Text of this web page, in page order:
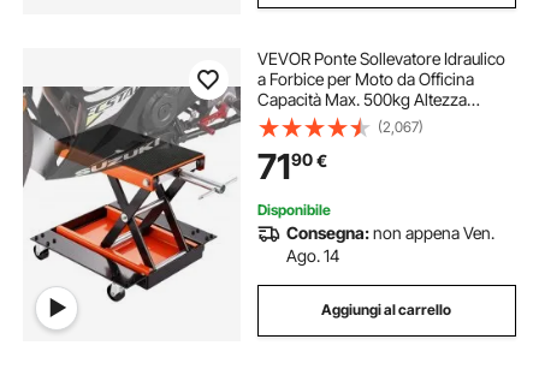
VEVOR Ponte Sollevatore Idraulico
a Forbice per Moto da Officina
Capacità Max. 500kg Altezza
Regolabile 12-39cm, Ponte
Sollevatore Alzamoto da Officina
Operazione Idraulica Piattaforma
37,1 x 22,8 cm
(2,067)
7190€
Disponibile
Consegna:non appena Ven.
Ago. 14
Aggiungi al carrello